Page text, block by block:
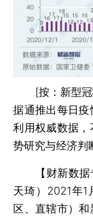
[按：新型冠
据通推出每日
利用权威数据
势研究与经济判
【财新数
天琦） 2021年1
区、直辖市）